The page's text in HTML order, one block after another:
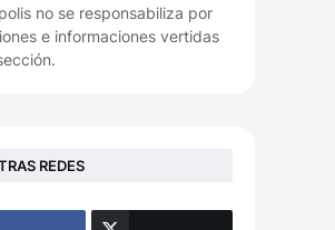
no se responsabiliza por
e informaciones vertidas
REDES